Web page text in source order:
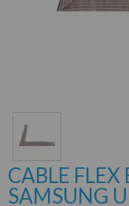
CABLE
SAMSUNG